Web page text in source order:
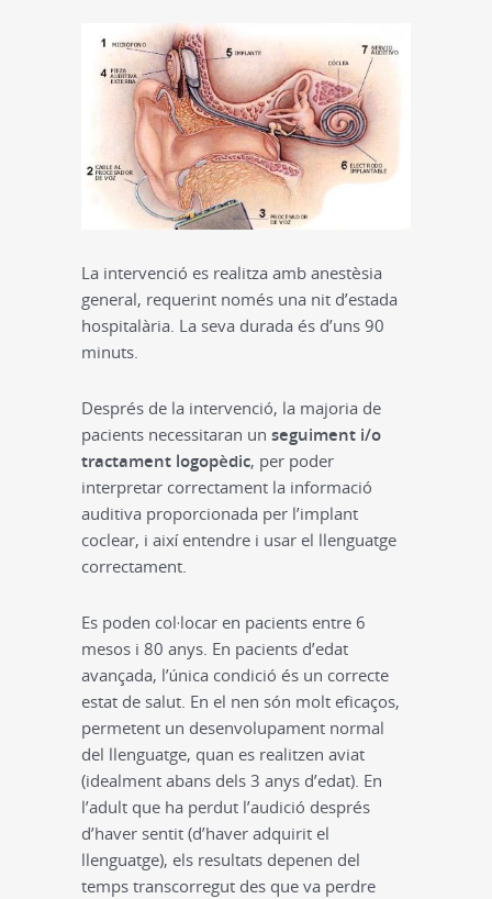
La intervenció es realitza amb anestèsia
general, requerint només una nit d’estada
hospitalària. La seva durada és d’uns 90
minuts.
Després de la intervenció, la majoria de
pacients necessitaran un seguiment i/o
tractament logopèdic, per poder
interpretar correctament la informació
auditiva proporcionada per l’implant
coclear, i així entendre i usar el llenguatge
correctament.
Es poden col·locar en pacients entre 6
mesos i 80 anys. En pacients d’edat
avançada, l’única condició és un correcte
estat de salut. En el nen són molt eficaços,
permetent un desenvolupament normal
del llenguatge, quan es realitzen aviat
(idealment abans dels 3 anys d’edat). En
l’adult que ha perdut l’audició després
d’haver sentit (d’haver adquirit el
llenguatge), els resultats depenen del
temps transcorregut des que va perdre